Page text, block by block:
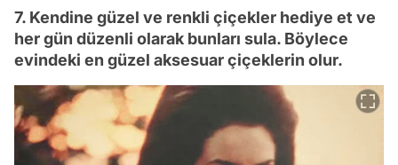
7. Kendine güzel ve renkli çiçekler hediye et ve
her gün düzenli olarak bunları sula. Böylece
evindeki en güzel aksesuar çiçeklerin olur.